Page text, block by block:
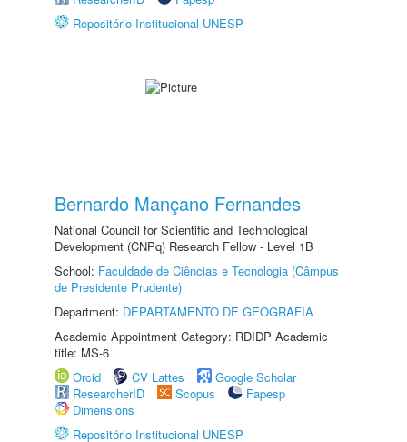
Repositório Institucional UNESP
Bernardo Mançano Fernandes
National Council for Scientific and Technological
Development (CNPq) Research Fellow - Level 1B
School: Faculdade de Ciências e Tecnologia (Câmpus
de Presidente Prudente)
Department: DEPARTAMENTO DE GEOGRAFIA
Academic Appointment Category: RDIDP Academic
title: MS-6
Orcid
CV Lattes
Google Scholar
ResearcherID
Scopus
Fapesp
Dimensions
Repositório Institucional UNESP